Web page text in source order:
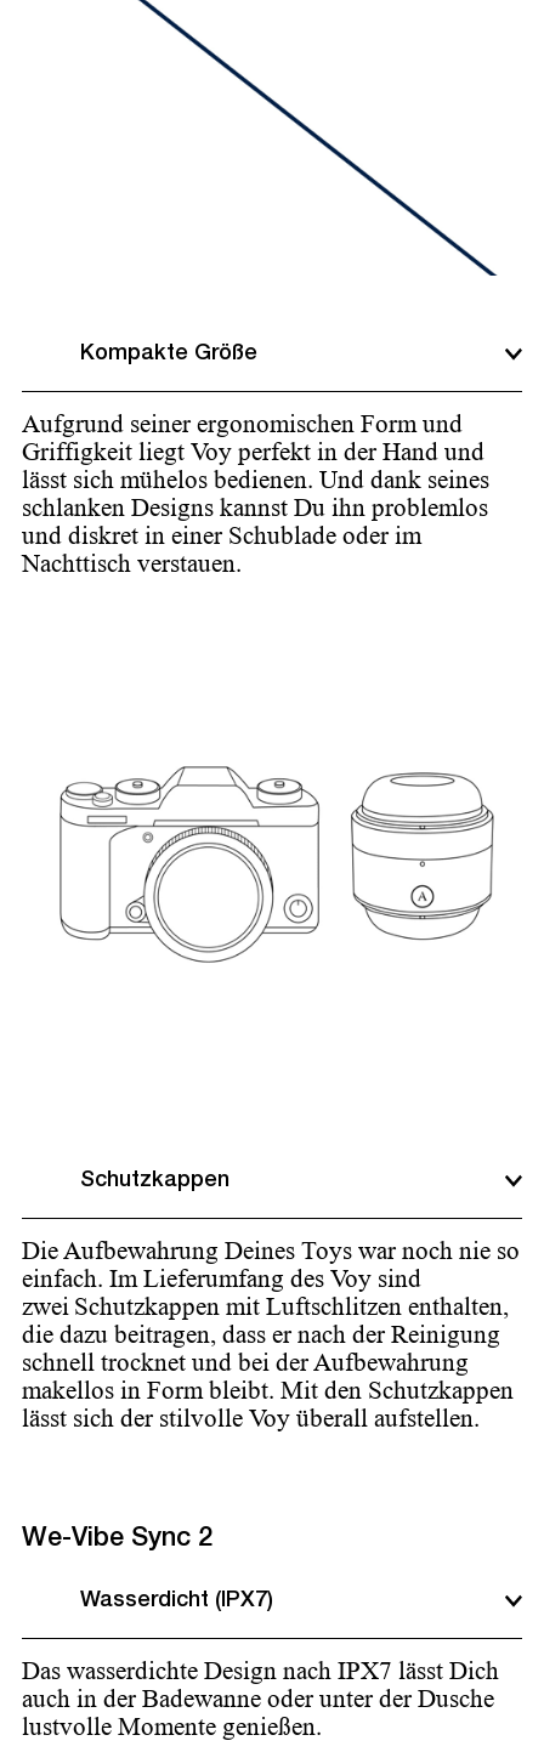
Kompakte Größe
Aufgrund seiner ergonomischen Form und
Griffigkeit liegt Voy perfekt in der Hand und
lässt sich mühelos bedienen. Und dank seines
schlanken Designs kannst Du ihn problemlos
und diskret in einer Schublade oder im
Nachttisch verstauen.
Schutzkappen
Die Aufbewahrung Deines Toys war noch nie so
einfach. Im Lieferumfang des Voy sind
zwei Schutzkappen mit Luftschlitzen enthalten,
die dazu beitragen, dass er nach der Reinigung
schnell trocknet und bei der Aufbewahrung
makellos in Form bleibt. Mit den Schutzkappen
lässt sich der stilvolle Voy überall aufstellen.
We-Vibe Sync 2
Wasserdicht (IPX7)
Das wasserdichte Design nach IPX7 lässt Dich
auch in der Badewanne oder unter der Dusche
lustvolle Momente genießen.